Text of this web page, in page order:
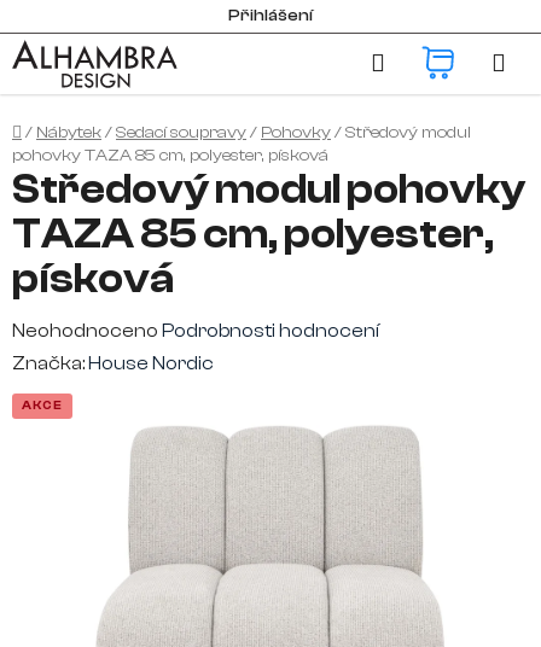
na
obsah
Přihlášení
Hledat
Domů
/ Nábytek/Sedací soupravy/ Pohovky/Středový modul
pohovky TAZA 85 cm, polyester, písková
Středový modul pohovky
TAZA 85 cm, polyester,
písková
Průměrné
hodnocení
produktu
Neohodnoceno Podrobnosti hodnocení
Značka:House Nordic
AKCE